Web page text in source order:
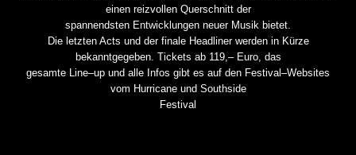
einen reizvollen Querschnitt der
spannendsten Entwicklungen neuer Musik bietet.
Die letzten Acts und der finale Headliner werden in Kürze
bekanntgegeben. Tickets ab 119, – Euro, das
gesamte Line–up und alle Infos gibt es auf den Festival–Websites
vom Hurricane und Southside
Festival